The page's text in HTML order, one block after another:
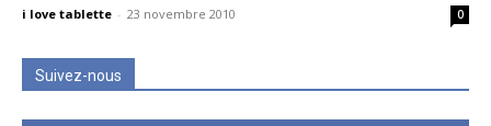
i love tablette - 23 novembre 2010 0
Suivez-nous